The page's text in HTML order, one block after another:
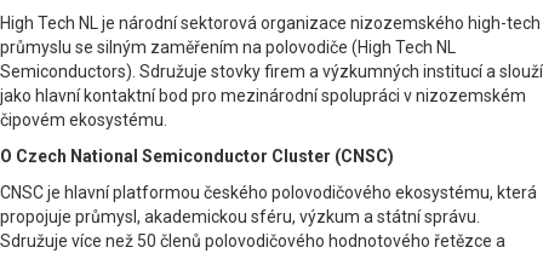
High Tech NL je národní sektorová organizace nizozemského high-tech
průmyslu se silným zaměřením na polovodiče (High Tech NL
Semiconductors). Sdružuje stovky firem a výzkumných institucí a slouží
jako hlavní kontaktní bod pro mezinárodní spolupráci v nizozemském
čipovém ekosystému.
O Czech National Semiconductor Cluster (CNSC)
CNSC je hlavní platformou českého polovodičového ekosystému, která
propojuje průmysl, akademickou sféru, výzkum a státní správu.
Sdružuje více než 50 členů polovodičového hodnotového řetězce a